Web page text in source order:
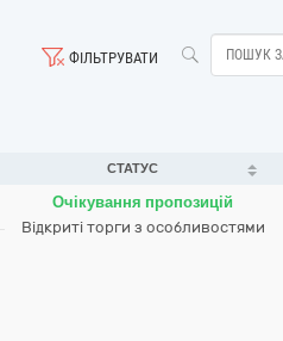
ФІЛЬТРУВАТИ
СТАТУС
Очікування пропозицій
Відкриті торги з особливостями